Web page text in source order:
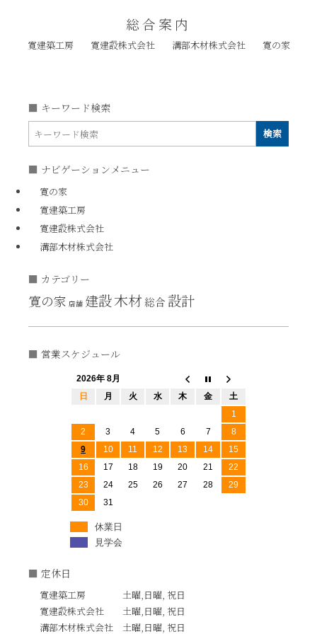
総合案内
寛建築工房 寛建設株式会社 溝部木材株式会社 寛の家
キーワード検索
ナビゲーションメニュー
寛の家
寛建築工房
寛建設株式会社
溝部木材株式会社
カテゴリー
寛の家 店舗 建設木材総合設計
営業スケジュール
2026年 8月
日
月 火 水 木 金
土
1
2
3 4 5 6 7
8
9
10 11 12 13 14
15
16
17 18 19 20 21
22
23
24 25 26 27 28
29
30
31
休業日
見学会
定休日
寛建築工房 土曜,日曜, 祝日
寛建設株式会社 土曜,日曜, 祝日
溝部木材株式会社 土曜,日曜, 祝日